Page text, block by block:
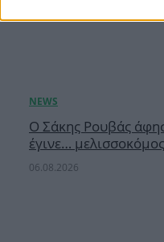
Ο Σάκης Ρουβάς
έγινε…
06.08.2026